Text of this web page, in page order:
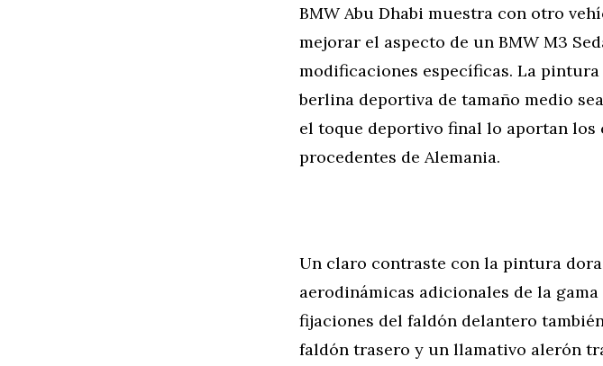
BMW Abu Dhabi muestra con otro
mejorar el aspecto de un BMW M3
modificaciones específicas. La
berlina deportiva de tamaño medio
el toque deportivo final lo aportan
procedentes de Alemania.
Un claro contraste con la pintura
aerodinámicas adicionales de la
fijaciones del faldón delantero
faldón trasero y un llamativo alerón